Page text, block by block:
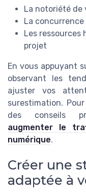
La notoriété de
La
Les ressources
projet
En vous appuyant
observant les
ajuster vos
surestimation.
des conseils
augmenter le
numérique.
Créer une
adaptée à